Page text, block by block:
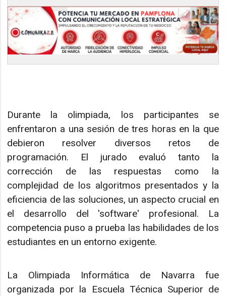
Durante la olimpiada, los participantes se
enfrentaron a una sesión de tres horas en la que
debieron resolver diversos retos de
programación. El jurado evaluó tanto la
corrección de las respuestas como la
complejidad de los algoritmos presentados y la
eficiencia de las soluciones, un aspecto crucial en
el desarrollo del 'software' profesional. La
competencia puso a prueba las habilidades de los
estudiantes en un entorno exigente.
La Olimpiada Informática de Navarra fue
organizada por la Escuela Técnica Superior de